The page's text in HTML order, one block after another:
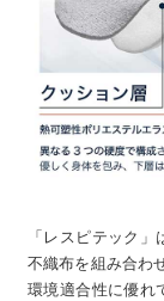
「レスピテック
不織布を組み合わ
環境適合性に優れ